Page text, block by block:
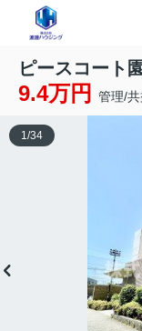
ピースコート
9.4万円 管理/
1/34